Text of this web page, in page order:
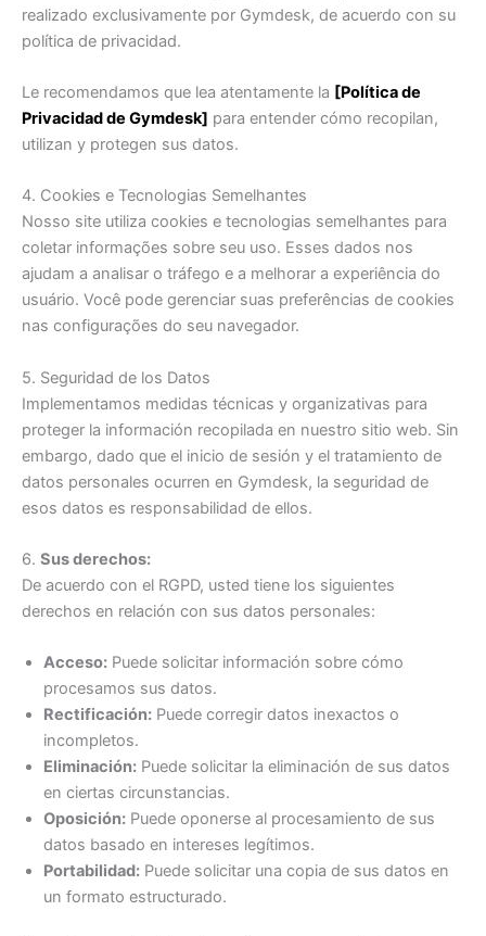
realizado exclusivamente por Gymdesk, de acuerdo con su
política de privacidad.
Le recomendamos que lea atentamente la [Política de
Privacidad de Gymdesk] para entender cómo recopilan,
utilizan y protegen sus datos.
4. Cookies e Tecnologias Semelhantes
Nosso site utiliza cookies e tecnologias semelhantes para
coletar informações sobre seu uso. Esses dados nos
ajudam a analisar o tráfego e a melhorar a experiência do
usuário. Você pode gerenciar suas preferências de cookies
nas configurações do seu navegador.
5. Seguridad de los Datos
Implementamos medidas técnicas y organizativas para
proteger la información recopilada en nuestro sitio web. Sin
embargo, dado que el inicio de sesión y el tratamiento de
datos personales ocurren en Gymdesk, la seguridad de
esos datos es responsabilidad de ellos.
6. Sus derechos:
De acuerdo con el RGPD, usted tiene los siguientes
derechos en relación con sus datos personales:
Acceso: Puede solicitar información sobre cómo
procesamos sus datos.
Rectificación: Puede corregir datos inexactos o
incompletos.
Eliminación: Puede solicitar la eliminación de sus datos
en ciertas circunstancias.
Oposición: Puede oponerse al procesamiento de sus
datos basado en intereses legítimos.
Portabilidad: Puede solicitar una copia de sus datos en
un formato estructurado.